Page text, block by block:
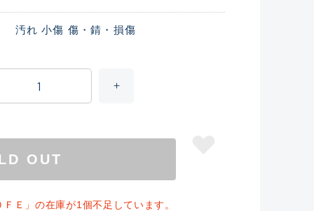
汚れ 小傷 傷・錆・損傷
OUT
Ｅ」の在庫が1個不足しています。